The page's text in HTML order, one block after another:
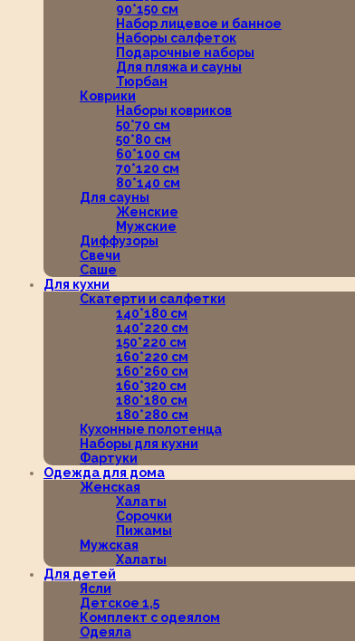
90*150 см
Набор лицевое и банное
Наборы салфеток
Подарочные наборы
Для пляжа и сауны
Тюрбан
Коврики
Наборы ковриков
50*70 см
50*80 см
60*100 см
70*120 см
80*140 см
Для сауны
Женские
Мужские
Диффузоры
Свечи
Саше
Для кухни
Скатерти и салфетки
140*180 см
140*220 см
150*220 см
160*220 см
160*260 см
160*320 см
180*180 см
180*280 см
Кухонные полотенца
Наборы для кухни
Фартуки
Одежда для дома
Женская
Халаты
Сорочки
Пижамы
Мужская
Халаты
Для детей
Ясли
Детское 1,5
Комплект с одеялом
Одеяла